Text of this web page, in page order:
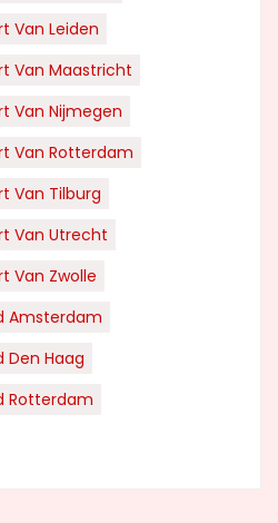
Van Leiden
Van Maastricht
Van Nijmegen
Van Rotterdam
Van Tilburg
Van Utrecht
Van Zwolle
Amsterdam
Den Haag
Rotterdam